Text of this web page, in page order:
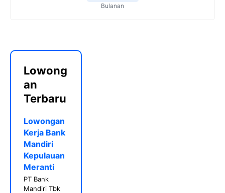
Bulanan
Lowong
an
Terbaru
Lowongan
Kerja Bank
Mandiri
Kepulauan
Meranti
PT Bank
Mandiri Tbk